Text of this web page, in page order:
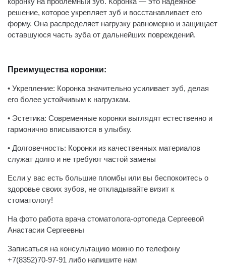
решение, которое укрепляет зуб и восстанавливает его
форму. Она распределяет нагрузку равномерно и защищает
оставшуюся часть зуба от дальнейших повреждений.
Преимущества коронки:
• Укрепление: Коронка значительно усиливает зуб, делая
его более устойчивым к нагрузкам.
• Эстетика: Современные коронки выглядят естественно и
гармонично вписываются в улыбку.
• Долговечность: Коронки из качественных материалов
служат долго и не требуют частой замены
Если у вас есть большие пломбы или вы беспокоитесь о
здоровье своих зубов, не откладывайте визит к
стоматологу!
На фото работа врача стоматолога-ортопеда Сергеевой
Анастасии Сергеевны
Записаться на консультацию можно по телефону
+7(8352)70-97-91 либо напишите нам